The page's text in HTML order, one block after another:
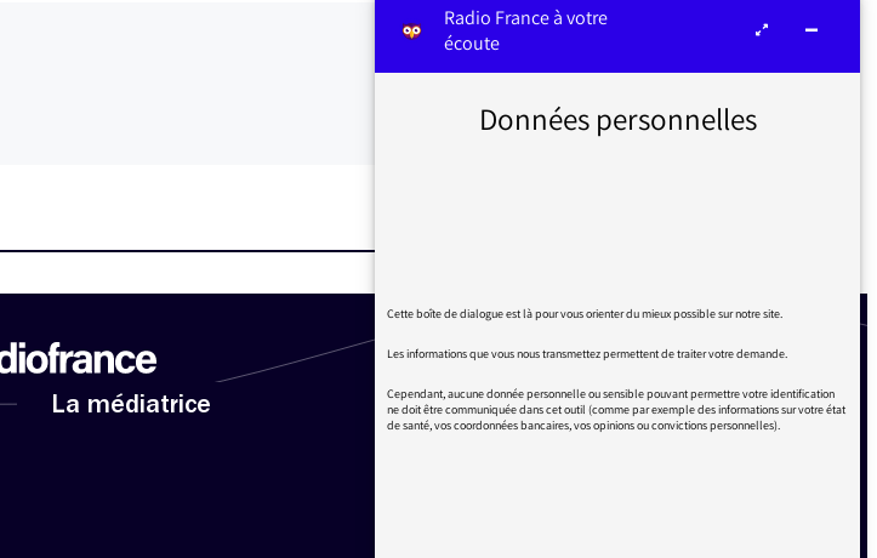
La médiatrice
Radio France à votre
écoute
Données personnelles
Cette boîte de dialogue est là pour vous orienter du mieux possible sur notre site.
Les informations que vous nous transmettez permettent de traiter votre demande.
Cependant, aucune donnée personnelle ou sensible pouvant permettre votre identification
ne doit être communiquée dans cet outil (comme par exemple des informations sur votre état
de santé, vos coordonnées bancaires, vos opinions ou convictions personnelles).